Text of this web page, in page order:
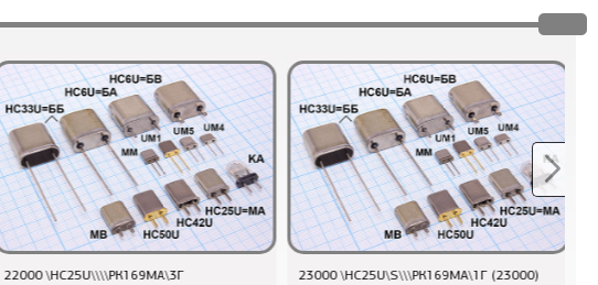
22000 \HC25U\\\\РК169МА\3Г 23000 \HC25U\S\\\РК169МА\1Г (23000)